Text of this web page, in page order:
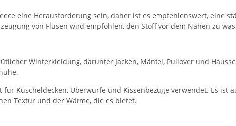
eine Herausforderung sein, daher ist es empfehlenswert, eine
von Flusen wird empfohlen, den Stoff vor dem Nähen zu
Winterkleidung, darunter Jacken, Mäntel, Pullover und
Kuscheldecken, Überwürfe und Kissenbezüge verwendet. Es ist
Textur und der Wärme, die es bietet.